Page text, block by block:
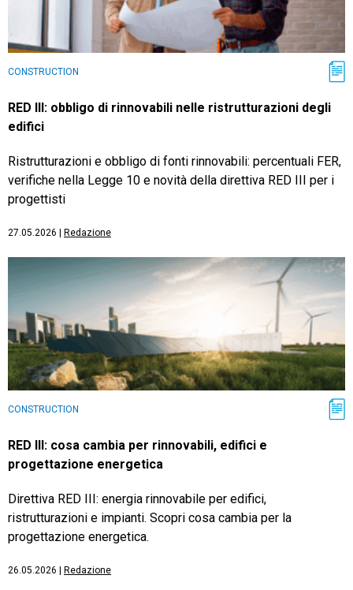
CONSTRUCTION
RED III: obbligo di rinnovabili nelle ristrutturazioni degli
edifici
Ristrutturazioni e obbligo di fonti rinnovabili: percentuali FER,
verifiche nella Legge 10 e novità della direttiva RED III per i
progettisti
27.05.2026 Redazione
CONSTRUCTION
RED III: cosa cambia per rinnovabili, edifici e
progettazione energetica
Direttiva RED III: energia rinnovabile per edifici,
ristrutturazioni e impianti. Scopri cosa cambia per la
progettazione energetica.
26.05.2026 Redazione